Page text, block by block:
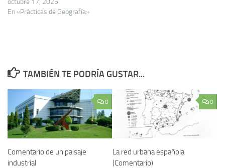
En «Prácticas de Geografía»
TAMBIÉN TE PODRÍA GUSTAR...
0
Comentario de un paisaje
industrial
0
La red urbana española
(Comentario)